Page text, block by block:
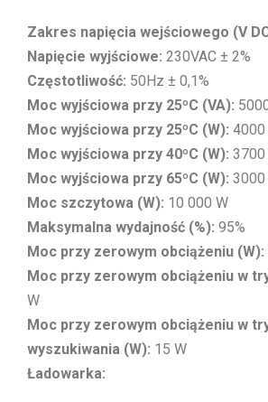
Zakres napięcia wejściowego (V
Napięcie wyjściowe: 230VAC ± 2%
Częstotliwość: 50Hz ± 0,1%
Moc wyjściowa przy 25ºC (VA):
Moc wyjściowa przy 25ºC (W): 4000
Moc wyjściowa przy 40ºC (W): 3700
Moc wyjściowa przy 65ºC (W): 3000
Moc szczytowa (W): 10 000 W
Maksymalna wydajność (%): 95%
Moc przy zerowym obciążeniu (W):
Moc przy zerowym obciążeniu w
W
Moc przy zerowym obciążeniu w
wyszukiwania (W): 15 W
Ładowarka: